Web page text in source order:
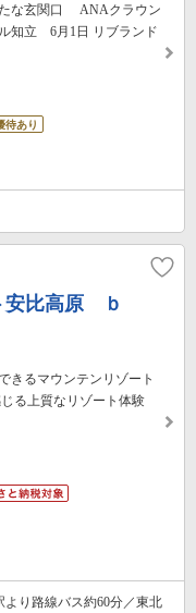
ANAクラウン
知立 6月1日 リブランド
待あり
安比高原 ｂ
きるマウンテンリゾート
る上質なリゾート体験
より路線バス約60分／東北